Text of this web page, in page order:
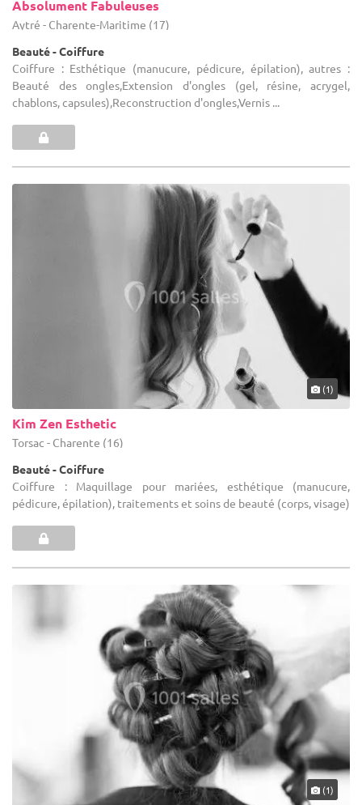
Absolument Fabuleuses
Aytré - Charente-Maritime (17)
Beauté - Coiffure
Coiffure : Esthétique (manucure, pédicure, épilation), autres :
Beauté des ongles,Extension d'ongles (gel, résine, acrygel,
chablons, capsules),Reconstruction d'ongles,Vernis ...
(1)
Kim Zen Esthetic
Torsac - Charente (16)
Beauté - Coiffure
Coiffure : Maquillage pour mariées, esthétique (manucure,
pédicure, épilation), traitements et soins de beauté (corps, visage)
(1)